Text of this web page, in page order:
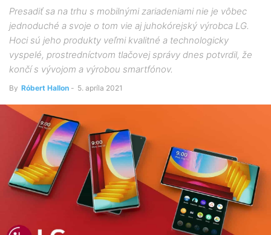
Presadiť sa na trhu s mobilnými zariadeniami nie je vôbec
jednoduché a svoje o tom vie aj juhokórejský výrobca LG.
Hoci sú jeho produkty veľmi kvalitné a technologicky
vyspelé, prostredníctvom tlačovej správy dnes potvrdil, že
končí s vývojom a výrobou smartfónov.
By Róbert Hallon - 5. apríla 2021